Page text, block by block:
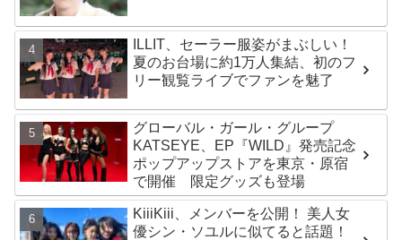
になるね」
ILLIT、セーラー服姿がまぶしい！
夏のお台場に約1万人集結、初のフ
リー観覧ライブでファンを魅了
グローバル・ガール・グループ
KATSEYE、EP『WILD』発売記念
ポップアップストアを東京・原宿
で開催 限定グッズも登場
KiiiKiii、メンバーを公開！ 美人女
優シン・ソユルに似てると話題！